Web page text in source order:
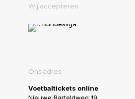
Wij accepteren
Ons adres
Voetbaltickets online